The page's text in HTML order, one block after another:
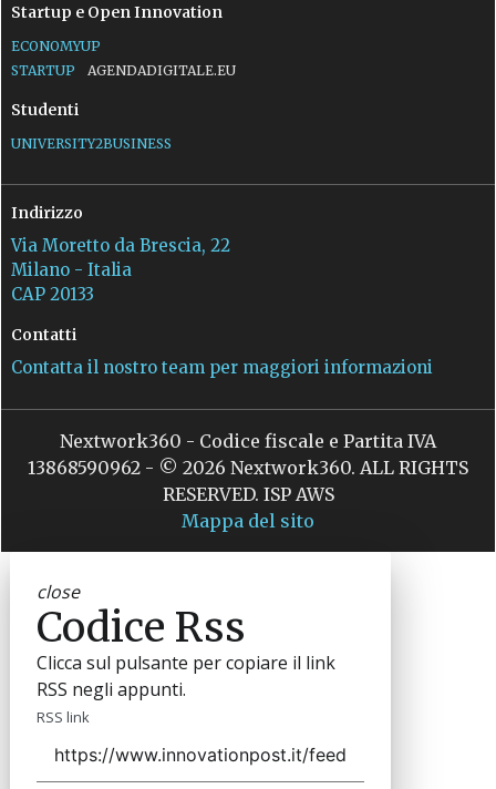
Startup e Open Innovation
ECONOMYUP
STARTUP
AGENDADIGITALE.EU
Studenti
UNIVERSITY2BUSINESS
Indirizzo
Via Moretto da Brescia, 22
Milano - Italia
CAP 20133
Contatti
Contatta il nostro team per maggiori informazioni
Nextwork360 - Codice fiscale e Partita IVA
13868590962 - © 2026 Nextwork360. ALL RIGHTS
RESERVED. ISP AWS
Mappa del sito
close
Codice Rss
Clicca sul pulsante per copiare il link
RSS negli appunti.
RSS link